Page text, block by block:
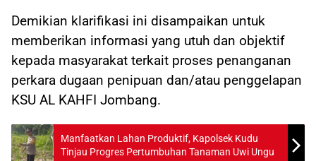
Demikian klarifikasi ini disampaikan untuk
memberikan informasi yang utuh dan objektif
kepada masyarakat terkait proses penanganan
perkara dugaan penipuan dan/atau penggelapan
KSU AL KAHFI Jombang.
Manfaatkan Lahan Produktif, Kapolsek Kudu
Tinjau Progres Pertumbuhan Tanaman Uwi Ungu